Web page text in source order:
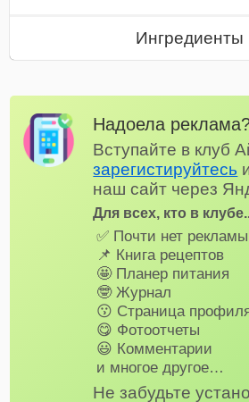
Ингредиенты
Надоела
Вступайте в клуб
зарегистируйтесь
наш сайт через
Для всех, кто в
✅ Почти нет рекламы
📌 Книга рецептов
🤩 Планер питания
🤓 Журнал
😗 Страница
😋 Фотоотчеты
😃 Комментарии
и многое другое…
Не забудьте